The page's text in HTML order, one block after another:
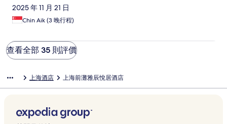
2025 年 11 月 21 日
Chin Aik (3 晚行程)
查看全部 35 則評價
上海酒店 上海前灘雅辰悅居酒店